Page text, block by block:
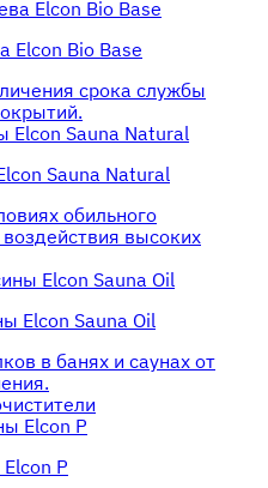
Elcon Bio Base
срока службы
Sauna Natural
обильного
высоких
Elcon Sauna Oil
в банях и саунах от
P